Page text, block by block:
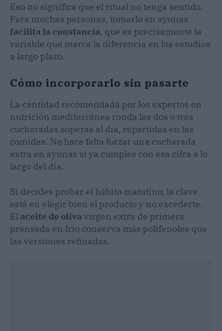
Eso no significa que el ritual no tenga sentido.
Para muchas personas, tomarlo en ayunas
facilita la constancia, que es precisamente la
variable que marca la diferencia en los estudios
a largo plazo.
Cómo incorporarlo sin pasarte
La cantidad recomendada por los expertos en
nutrición mediterránea ronda las dos o tres
cucharadas soperas al día, repartidas en las
comidas. No hace falta forzar una cucharada
extra en ayunas si ya cumples con esa cifra a lo
largo del día.
Si decides probar el hábito matutino, la clave
está en elegir bien el producto y no excederte.
El aceite de oliva virgen extra de primera
prensada en frío conserva más polifenoles que
las versiones refinadas.